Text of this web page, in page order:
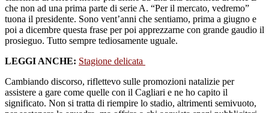
che non ad una prima parte di serie A. “Per il mercato, vedremo”
tuona il presidente. Sono vent’anni che sentiamo, prima a giugno e
poi a dicembre questa frase per poi apprezzarne con grande gaudio il
prosieguo. Tutto sempre tediosamente uguale.
LEGGI ANCHE: Stagione delicata
Cambiando discorso, riflettevo sulle promozioni natalizie per
assistere a gare come quelle con il Cagliari e ne ho capito il
significato. Non si tratta di riempire lo stadio, altrimenti semivuoto,